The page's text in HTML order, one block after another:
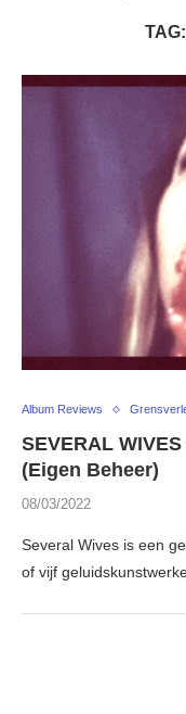
TAG:
Album Reviews
SEVERAL
(Eigen Beheer)
08/03/2022
Several Wives is een
of vijf